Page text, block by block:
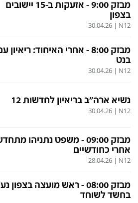
מבזק 9:00 - אזעקות ב-15 יישובים
בצפון
N12
|
30.04.26
מבזק 8:00 - אחרי האיחוד: ריאיון
בנט
N12
|
30.04.26
נשיא ארה"ב בריאיון לחדשות 12
N12
|
30.04.26
מבזק 09:00 - משפט נתניהו
אחרי כחודשיים
N12
|
28.04.26
מבזק 08:00 - ראש מועצה בצפון
בחשד לשוחד